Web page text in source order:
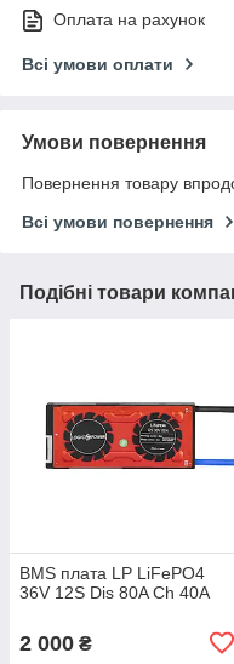
Оплата на рахунок
Всі умови оплати
Умови повернення
Повернення товару
Всі умови повернення
Подібні товари
BMS плата LP LiFePO4
36V 12S Dis 80A Ch 40A
2 000 ₴